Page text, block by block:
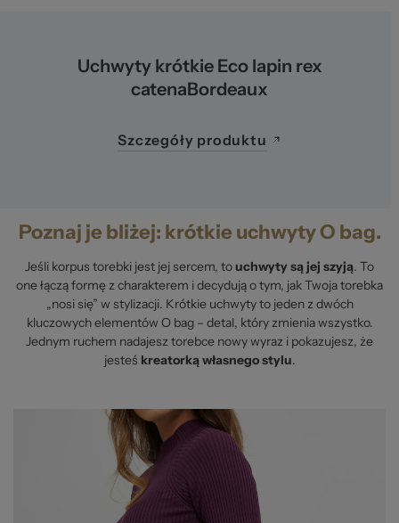
Poznaj je bliżej: krótkie uchwyty O bag.
Jeśli korpus torebki jest jej sercem, touchwyty są jej szyją. To
one łączą formę z charakterem i decydują o tym, jak Twoja torebka
„nosi się” w stylizacji. Krótkie uchwyty to jeden z dwóch
kluczowych elementów O bag – detal, który zmienia wszystko.
Jednym ruchem nadajesz torebce nowy wyraz i pokazujesz, że
jesteś kreatorką własnego stylu.
Uchwyty krótkie Eco lapin rex
catenaBordeaux
Szczegóły produktu